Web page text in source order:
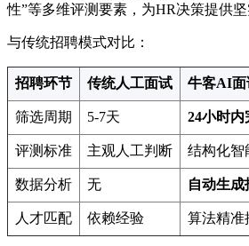
性”等多维评测要素，为HR决策提供坚
与传统招聘模式对比：
招聘环节 传统人工面试 牛客AI面
筛选周期 5-7天 24小时内
评测标准 主观人工判断 结构化智
数据分析 无 自动生成
人才匹配 依赖经验 算法精准